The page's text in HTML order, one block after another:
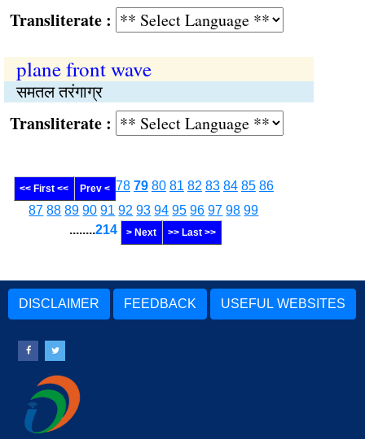
:
plane front wave
समतल तरंगाग्र
:
<< First << Prev < 78 79 80 81 82 83 84 85 86
87 88 89 90 91 92 93 94 95 96 97 98 99
........214 > Next >> Last >>
DISCLAIMER FEEDBACK USEFUL WEBSITES